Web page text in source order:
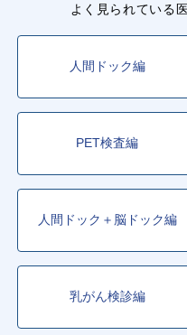
よく見られている
人間ドック編
PET検査編
人間ドック＋脳ドック編
乳がん検診編